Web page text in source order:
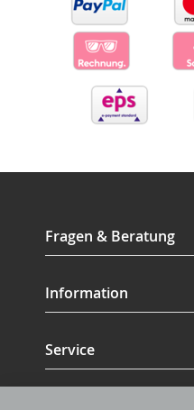
Fragen & Beratung
Information
Service